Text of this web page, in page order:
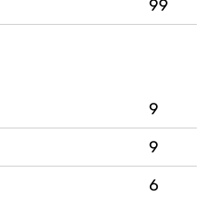
99
9
9
6